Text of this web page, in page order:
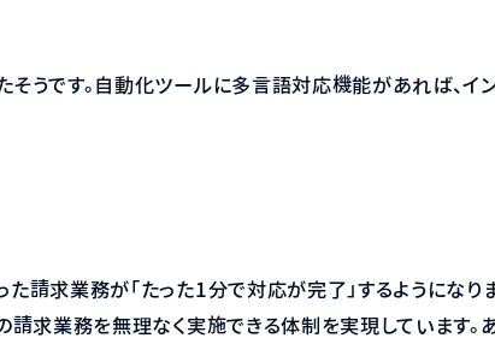
うです。自動化ツールに多言語対応機能があれば、イ
求業務が「たった1分で対応が完了」するようになり
求業務を無理なく実施できる体制を実現しています。